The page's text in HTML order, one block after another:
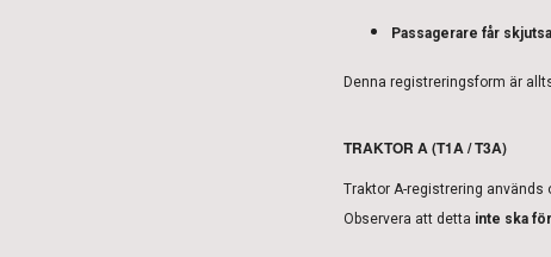
Passagerare får
Denna registreringsform är
TRAKTOR A (T1A / T3A)
Traktor A-registrering används
Observera att detta inte ska